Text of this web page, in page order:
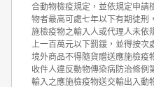
合動物檢疫規定，並依規定申請
物者最高可處七年以下有期徒刑
施檢疫物之輸入人或代理人未依
上一百萬元以下罰鍰，並得按次
境外商品不得隨貨贈送應施檢疫
收件人違反動物傳染病防治條例
輸入之應施檢疫物送交輸出入動